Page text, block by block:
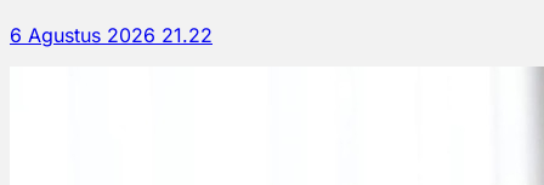
6 Agustus 2026 21.22